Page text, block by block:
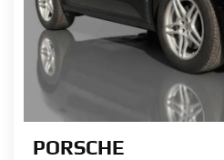
PORSCHE